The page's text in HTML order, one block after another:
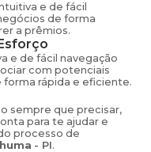
e de fácil
de forma
a prêmios.
e de fácil navegação
com potenciais
rápida e eficiente.
sempre que precisar,
para te ajudar e
processo de
- PI.